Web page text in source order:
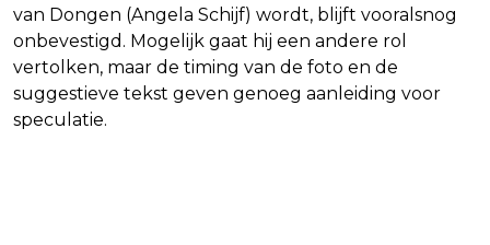
van Dongen (Angela Schijf) wordt, blijft vooralsnog
onbevestigd. Mogelijk gaat hij een andere rol
vertolken, maar de timing van de foto en de
suggestieve tekst geven genoeg aanleiding voor
speculatie.